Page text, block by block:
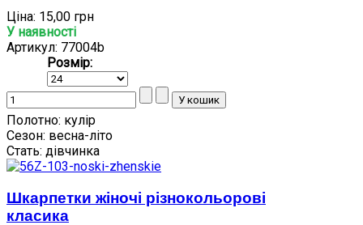
Ціна: 15,00 грн
У наявності
Артикул: 77004b
Розмір:
Полотно: кулір
Сезон: весна-літо
Стать: дівчинка
Шкарпетки жіночі різнокольорові
класика